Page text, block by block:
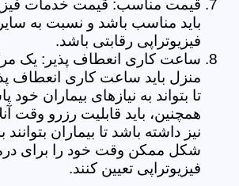
قیمت مناسب: قیمت خدمات
باید مناسب باشد و نسبت به
فیزیوتراپی رقابتی باشد.
ساعت کاری انعطاف پذیر: یک
منزل باید ساعت کاری انعطاف
تا بتواند به نیازهای بیماران
همچنین، باید قابلیت رزرو وقت
نیز داشته باشد تا بیماران
شکل ممکن وقت خود را برای
فیزیوتراپی تعیین کنند.